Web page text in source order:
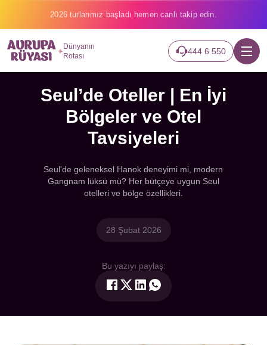
2026 turlarımız başladı hemen canlı takip edin.
Dünyanın
Rotası
444 6 550
Seul’de Oteller | En İyi
Bölgeler ve Otel
Tavsiyeleri
Seul'de geleneksel Hanok deneyimi mi, modern
Gangnam lüksü mü? Her bütçeye uygun Seul
otelleri ve bölge özellikleri.
28 Şubat 2026
Bu yazıyı paylaş: